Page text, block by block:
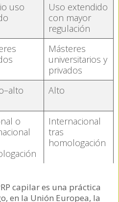
uso
Uso extendido
con mayor
regulación
Másteres
universitarios y
privados
Alto
o
Internacional
tras
homologación
capilar es una práctica
en la Unión Europea, la